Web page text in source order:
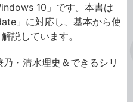
10」です。本書は
」に対応し、基本から使
説しています。
・清水理史＆できるシリ